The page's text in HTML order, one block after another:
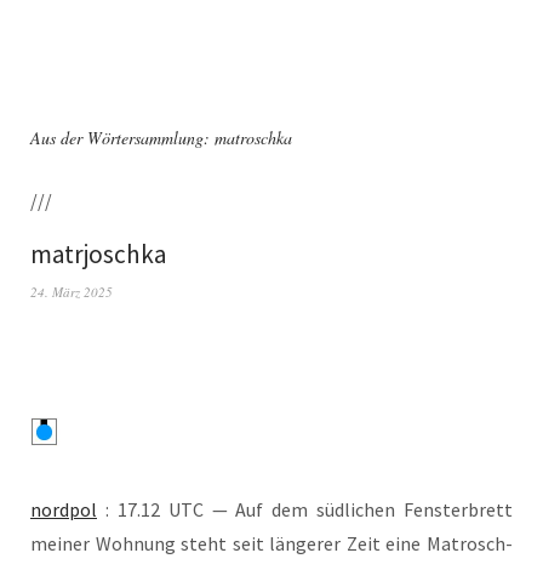
Aus der Wörtersammlung: matroschka
///
matrjoschka
24. März 2025
nord­pol : 17.12 UTC — Auf dem süd­li­chen Fens­ter­brett
mei­ner Woh­nung steht seit län­ge­rer Zeit eine Matrosch­